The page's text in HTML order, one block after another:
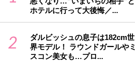
ホテルに行って大後悔／...
2
ダルビッシュの息子は182cm世
界モデル！ ラウンドガールやミ
スコン美女も…プロ...